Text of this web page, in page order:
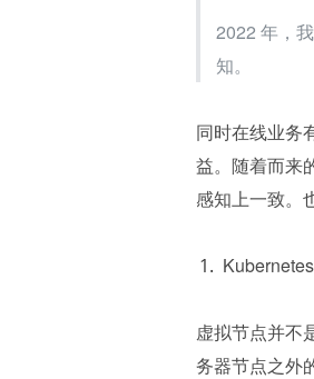
2022 年，
知。
同时在线业务
益。随着而来
感知上一致。
虚拟节点并不
务器节点之外